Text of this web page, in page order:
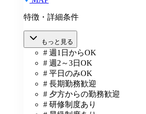
特徴・詳細条件
もっと見る
# 週1日からOK
# 週2～3日OK
# 平日のみOK
# 長期勤務歓迎
# 夕方からの勤務歓迎
# 研修制度あり